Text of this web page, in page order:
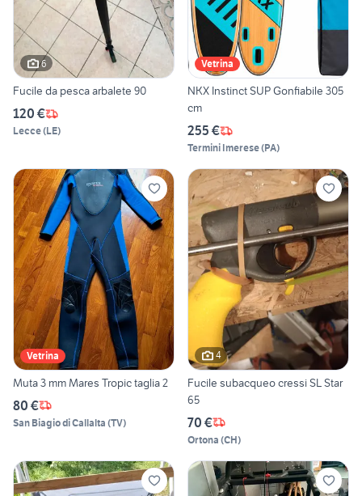
6
Fucile da pesca arbalete 90
120 €
Lecce(LE)
Vetrina
NKX Instinct SUP Gonfiabile 305
cm
255 €
Termini Imerese(PA)
Vetrina
Muta 3 mm Mares Tropic taglia 2
80 €
San Biagio di Callalta (TV)
4
Fucile subacqueo cressi SL Star
65
70 €
Ortona (CH)